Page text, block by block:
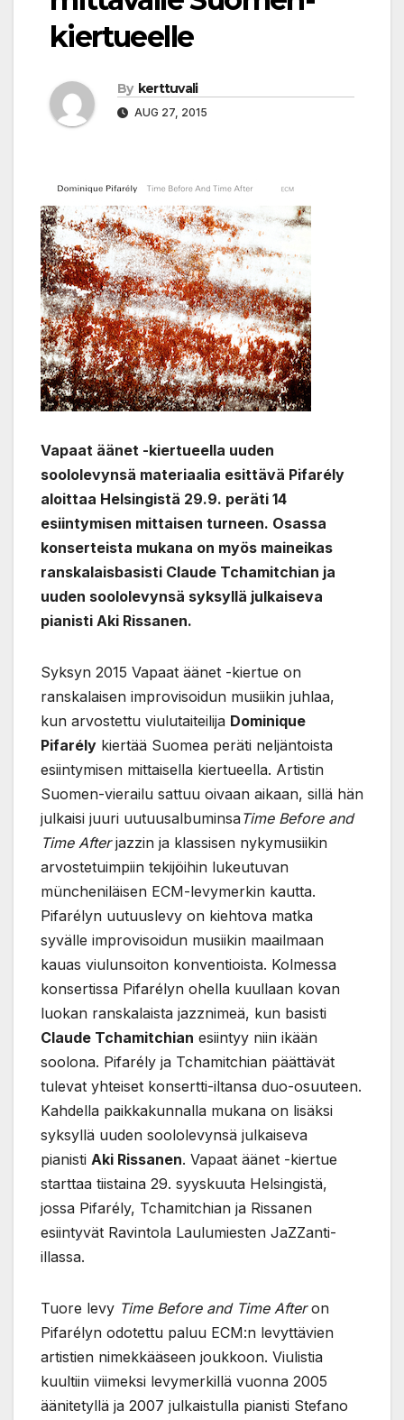
kiertueelle
By kerttuvali
AUG 27, 2015
Vapaat äänet -kiertueella uuden
soololevynsä materiaalia esittävä Pifarély
aloittaa Helsingistä 29.9. peräti 14
esiintymisen mittaisen turneen. Osassa
konserteista mukana on myös maineikas
ranskalaisbasisti Claude Tchamitchian ja
uuden soololevynsä syksyllä julkaiseva
pianisti Aki Rissanen.
Syksyn 2015 Vapaat äänet -kiertue on
ranskalaisen improvisoidun musiikin juhlaa,
kun arvostettu viulutaiteilija Dominique
Pifarély kiertää Suomea peräti neljäntoista
esiintymisen mittaisella kiertueella. Artistin
Suomen-vierailu sattuu oivaan aikaan, sillä hän
julkaisi juuri uutuusalbuminsaTime Before and
Time Afterjazzin ja klassisen nykymusiikin
arvostetuimpiin tekijöihin lukeutuvan
müncheniläisen ECM-levymerkin kautta.
Pifarélyn uutuuslevy on kiehtova matka
syvälle improvisoidun musiikin maailmaan
kauas viulunsoiton konventioista. Kolmessa
konsertissa Pifarélyn ohella kuullaan kovan
luokan ranskalaista jazznimeä, kun basisti
Claude Tchamitchian esiintyy niin ikään
soolona. Pifarély ja Tchamitchian päättävät
tulevat yhteiset konsertti-iltansa duo-osuuteen.
Kahdella paikkakunnalla mukana on lisäksi
syksyllä uuden soololevynsä julkaiseva
pianisti Aki Rissanen. Vapaat äänet -kiertue
starttaa tiistaina 29. syyskuuta Helsingistä,
jossa Pifarély, Tchamitchian ja Rissanen
esiintyvät Ravintola Laulumiesten JaZZanti-
illassa.
Tuore levy Time Before and Time Afteron
Pifarélyn odotettu paluu ECM:n levyttävien
artistien nimekkääseen joukkoon. Viulistia
kuultiin viimeksi levymerkillä vuonna 2005
äänitetyllä ja 2007 julkaistulla pianisti Stefano